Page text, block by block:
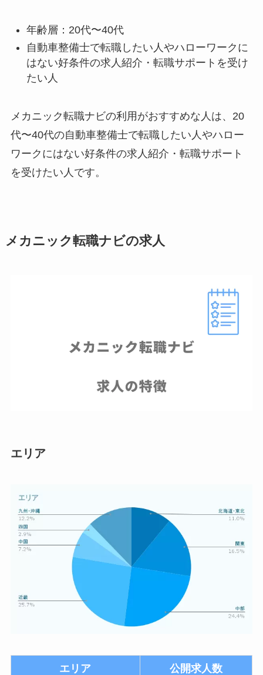
年齢層：20代〜40代
自動車整備士で転職したい人やハローワークに
はない好条件の求人紹介・転職サポートを受け
たい人
メカニック転職ナビの利用がおすすめな人は、20
代〜40代の自動車整備士で転職したい人やハロー
ワークにはない好条件の求人紹介・転職サポート
を受けたい人です。
メカニック転職ナビの求人
エリア
エリア 公開求人数